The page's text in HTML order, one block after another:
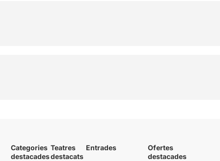
Categories
destacades
Teatres
destacats
Entrades
Ofertes
destacades